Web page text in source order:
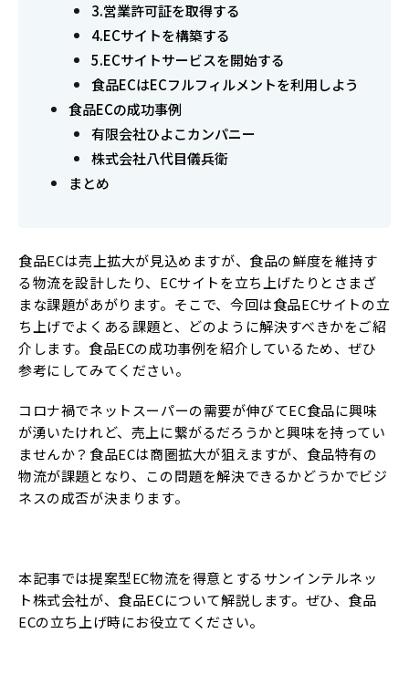
3.営業許可証を取得する
4.ECサイトを構築する
5.ECサイトサービスを開始する
食品ECはECフルフィルメントを利用しよう
食品ECの成功事例
有限会社ひよこカンパニー
株式会社八代目儀兵衛
まとめ
食品ECは売上拡大が見込めますが、食品の鮮度を維持す
る物流を設計したり、ECサイトを立ち上げたりとさまざ
まな課題があがります。そこで、今回は食品ECサイトの立
ち上げでよくある課題と、どのように解決すべきかをご紹
介します。食品ECの成功事例を紹介しているため、ぜひ
参考にしてみてください。
コロナ禍でネットスーパーの需要が伸びてEC食品に興味
が湧いたけれど、売上に繋がるだろうかと興味を持ってい
ませんか？食品ECは商圏拡大が狙えますが、食品特有の
物流が課題となり、この問題を解決できるかどうかでビジ
ネスの成否が決まります。
本記事では提案型EC物流を得意とするサンインテルネッ
ト株式会社が、食品ECについて解説します。ぜひ、食品
ECの立ち上げ時にお役立てください。